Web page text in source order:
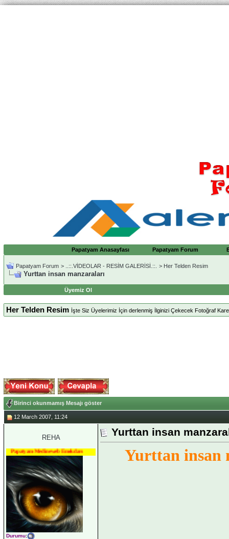
Papatyam Anasayfası Papatyam Forum
Papatyam Forum > ..::.VİDEOLAR - RESİM GALERİSİ.::. > Her Telden Resim
Yurttan insan manzaraları
Üyemiz Ol
Her Telden Resim İşte Siz Üyelerimiz İçin derlenmiş İlginizi Çekecek Fotoğraf
Birinci okunmamış Mesajı göster
12 March 2007, 11:24
REHA
Papatyam Medineweb Emekdarı
Durumu:
Yurttan insan
Yurttan insan